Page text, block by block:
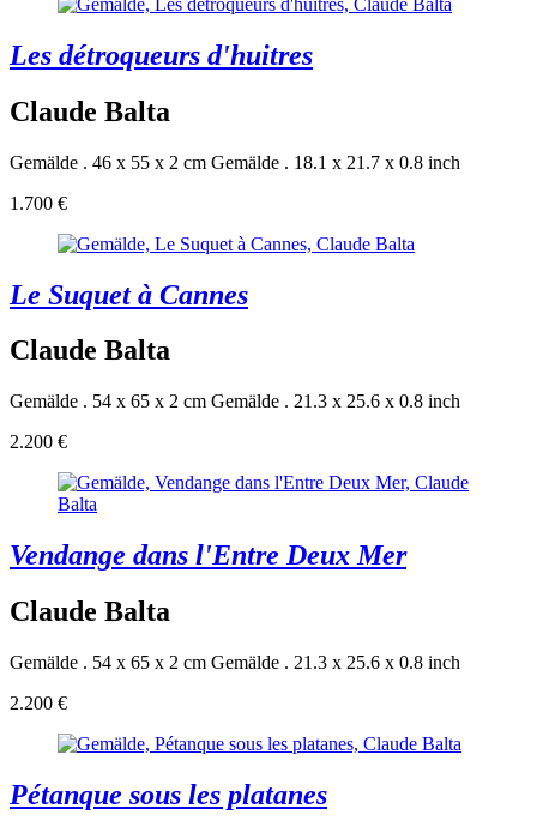
Les détroqueurs d'huitres
Claude Balta
Gemälde . 46 x 55 x 2 cm Gemälde . 18.1 x 21.7 x 0.8 inch
1.700 €
Le Suquet à Cannes
Claude Balta
Gemälde . 54 x 65 x 2 cm Gemälde . 21.3 x 25.6 x 0.8 inch
2.200 €
Vendange dans l'Entre Deux Mer
Claude Balta
Gemälde . 54 x 65 x 2 cm Gemälde . 21.3 x 25.6 x 0.8 inch
2.200 €
Pétanque sous les platanes